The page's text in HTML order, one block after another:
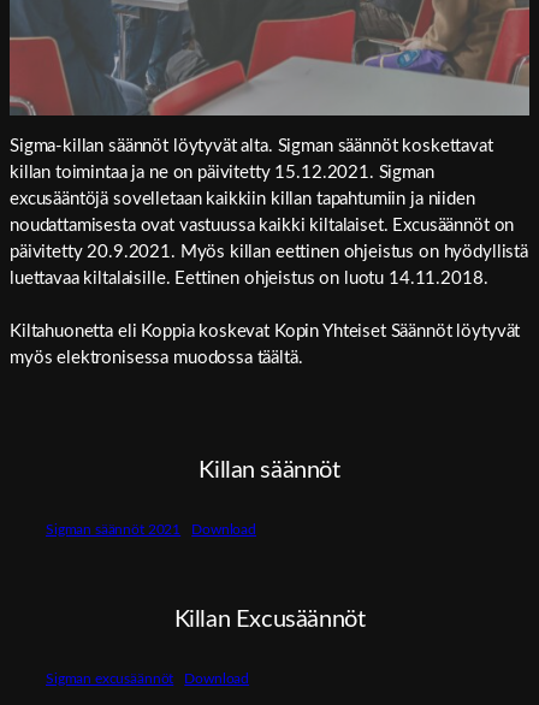
Sigma-killan säännöt löytyvät alta. Sigman säännöt koskettavat
killan toimintaa ja ne on päivitetty 15.12.2021. Sigman
excusääntöjä sovelletaan kaikkiin killan tapahtumiin ja niiden
noudattamisesta ovat vastuussa kaikki kiltalaiset. Excusäännöt on
päivitetty 20.9.2021. Myös killan eettinen ohjeistus on hyödyllistä
luettavaa kiltalaisille. Eettinen ohjeistus on luotu 14.11.2018.
Kiltahuonetta eli Koppia koskevat Kopin Yhteiset Säännöt löytyvät
myös elektronisessa muodossa täältä.
Killan säännöt
Sigman säännöt 2021 Download
Killan Excusäännöt
Sigman excusäännöt Download